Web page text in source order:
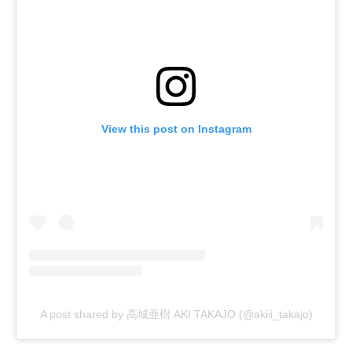
View this post on Instagram
A post shared by 高城亜樹 AKI TAKAJO (@akiii_takajo)